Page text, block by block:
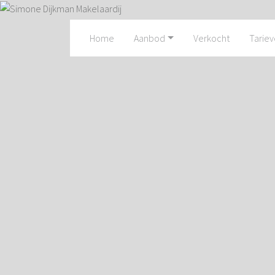
Home Aanbod Verkocht